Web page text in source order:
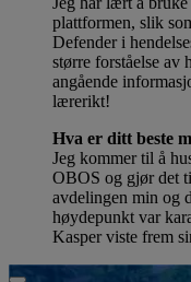
plattformen, slik
Defender i
større forståelse
angående
lærerikt!
Hva er ditt beste
Jeg kommer til å
OBOS og gjør det
avdelingen min og
høydepunkt var
Kasper viste frem